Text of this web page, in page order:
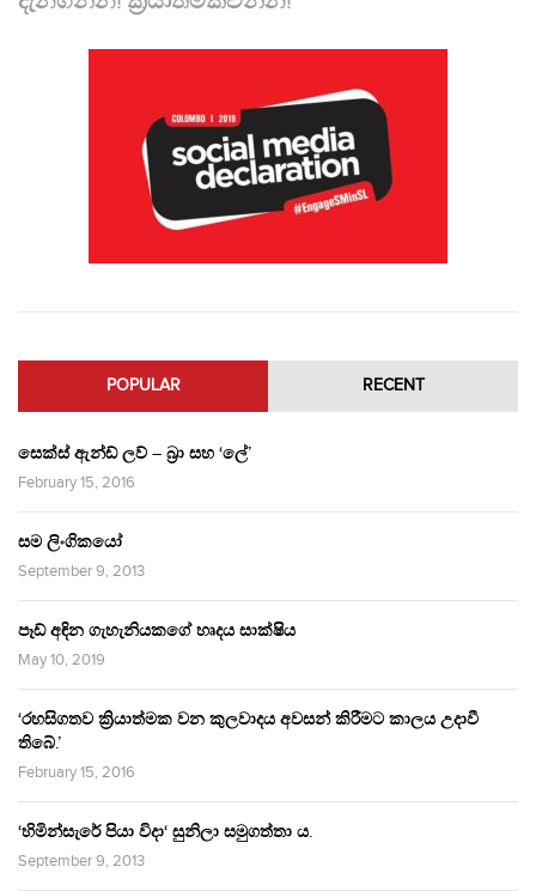
POPULAR RECENT
සෙක්ස් ඇන්ඩ් ලව් – බ්‍රා සහ ‘ලේ’
February 15, 2016
සම ලිංගිකයෝ
September 9, 2013
පෑඩ් අඳින ගැහැනියකගේ හෘදය සාක්ෂිය
May 10, 2019
‘රහසිගතව ක්‍රියාත්මක වන කුලවාදය අවසන් කිරීමට කාලය උදාවී
තිබේ.’
February 15, 2016
‘හිමින්සැරේ පියා විදා‘ සුනිලා සමුගත්තා ය.
September 9, 2013